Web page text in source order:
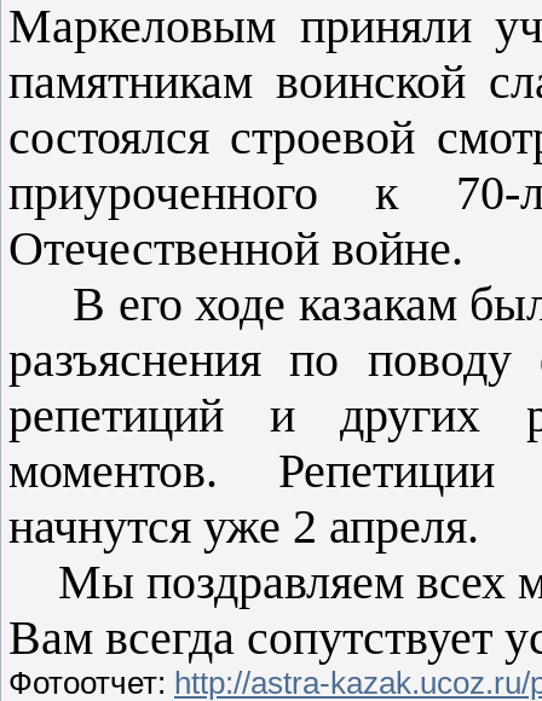
Маркеловым приняли
памятникам воинской
состоялся строевой
приуроченного к
Отечественной войне.
В его ходе казакам
разъяснения по
репетиций и других
моментов. Репетиции
начнутся уже 2 апреля.
Мы поздравляем всех
Вам всегда сопутствует
Фотоотчет: http://astra-